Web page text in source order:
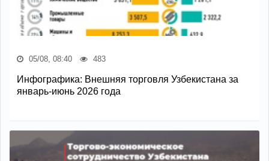
05/08, 08:40 483
Инфографика: Внешняя торговля Узбекистана за
январь-июнь 2026 года